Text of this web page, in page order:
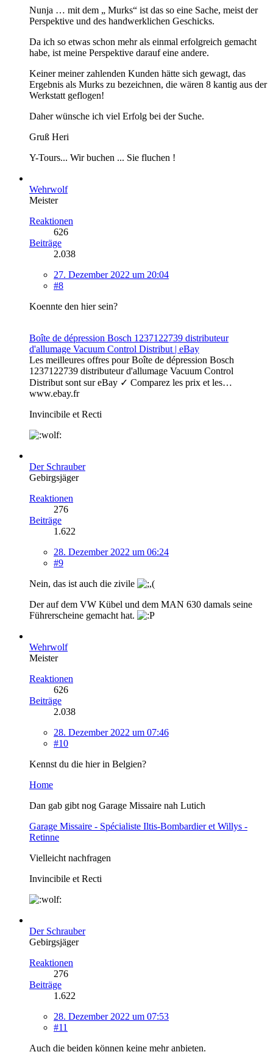
Nunja … mit dem „ Murks“ ist das so eine Sache, meist der
Perspektive und des handwerklichen Geschicks.
Da ich so etwas schon mehr als einmal erfolgreich gemacht
habe, ist meine Perspektive darauf eine andere.
Keiner meiner zahlenden Kunden hätte sich gewagt, das
Ergebnis als Murks zu bezeichnen, die wären 8 kantig aus der
Werkstatt geflogen!
Daher wünsche ich viel Erfolg bei der Suche.
Gruß Heri
Y-Tours... Wir buchen ... Sie fluchen !
Wehrwolf
Meister
Reaktionen
626
Beiträge
2.038
27. Dezember 2022 um 20:04
#8
Koennte den hier sein?
Boîte de dépression Bosch 1237122739 distributeur
d'allumage Vacuum Control Distribut | eBay
Les meilleures offres pour Boîte de dépression Bosch
1237122739 distributeur d'allumage Vacuum Control
Distribut sont sur eBay ✓ Comparez les prix et les…
www.ebay.fr
Invincibile et Recti
Der Schrauber
Gebirgsjäger
Reaktionen
276
Beiträge
1.622
28. Dezember 2022 um 06:24
#9
Nein, das ist auch die zivile
Der auf dem VW Kübel und dem MAN 630 damals seine
Führerscheine gemacht hat.
Wehrwolf
Meister
Reaktionen
626
Beiträge
2.038
28. Dezember 2022 um 07:46
#10
Kennst du die hier in Belgien?
Home
Dan gab gibt nog Garage Missaire nah Lutich
Garage Missaire - Spécialiste Iltis-Bombardier et Willys -
Retinne
Vielleicht nachfragen
Invincibile et Recti
Der Schrauber
Gebirgsjäger
Reaktionen
276
Beiträge
1.622
28. Dezember 2022 um 07:53
#11
Auch die beiden können keine mehr anbieten.